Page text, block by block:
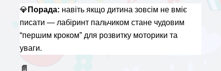
💎 Порада: навіть якщо дитина зовсім не вміє
писати — лабіринт пальчиком стане чудовим
“першим кроком” для розвитку моторики та
уваги.
📄